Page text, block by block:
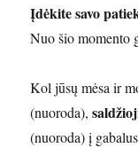
Įdėkite savo
Nuo šio momento
Kol jūsų mėsa ir
(nuoroda),
(nuoroda) į